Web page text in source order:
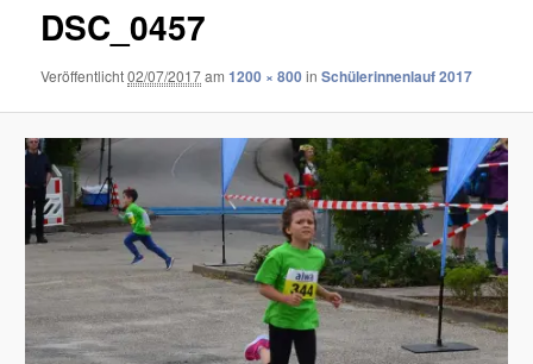
DSC_0457
Veröffentlicht02/07/2017am1200 × 800inSchülerinnenlauf 2017